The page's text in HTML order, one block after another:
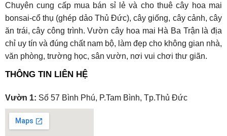
Chuyên cung cấp mua bán sỉ lẻ và cho thuê cây hoa mai
bonsai-cổ thụ (ghép dảo Thủ Đức), cây giống, cây cảnh, cây
ăn trái, cây công trình. Vườn cây hoa mai Hà Ba Trận là địa
chỉ uy tín và đúng chất nam bộ, làm đẹp cho không gian nhà,
văn phòng, trường học, sân vườn, nơi vui chơi thư giãn.
THÔNG TIN LIÊN HỆ
Vườn 1: Số 57 Bình Phú, P.Tam Bình, Tp.Thủ Đức